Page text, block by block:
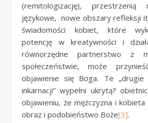
(remitologizację), przestrzenią
językowe, nowe obszary refleksji
świadomości kobiet, które
potencję w kreatywności i
równorzędne partnerstwo z
społeczeństwie, może
objawienie się Boga. Te „drugie
inkarnacji” wypełni ukrytą?
objawieniu, że mężczyzna i
obraz i podobieństwo Boże[3].